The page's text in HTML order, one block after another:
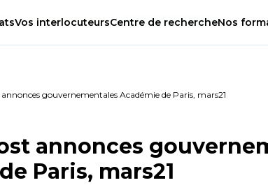
Vos interlocuteursCentre de rechercheNos
gouvernementales Académie de Paris, mars21
annonces
Paris, mars21